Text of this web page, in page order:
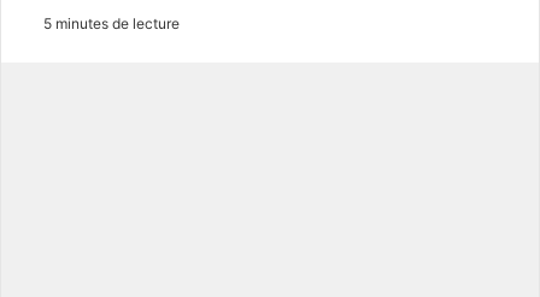
5 minutes de lecture